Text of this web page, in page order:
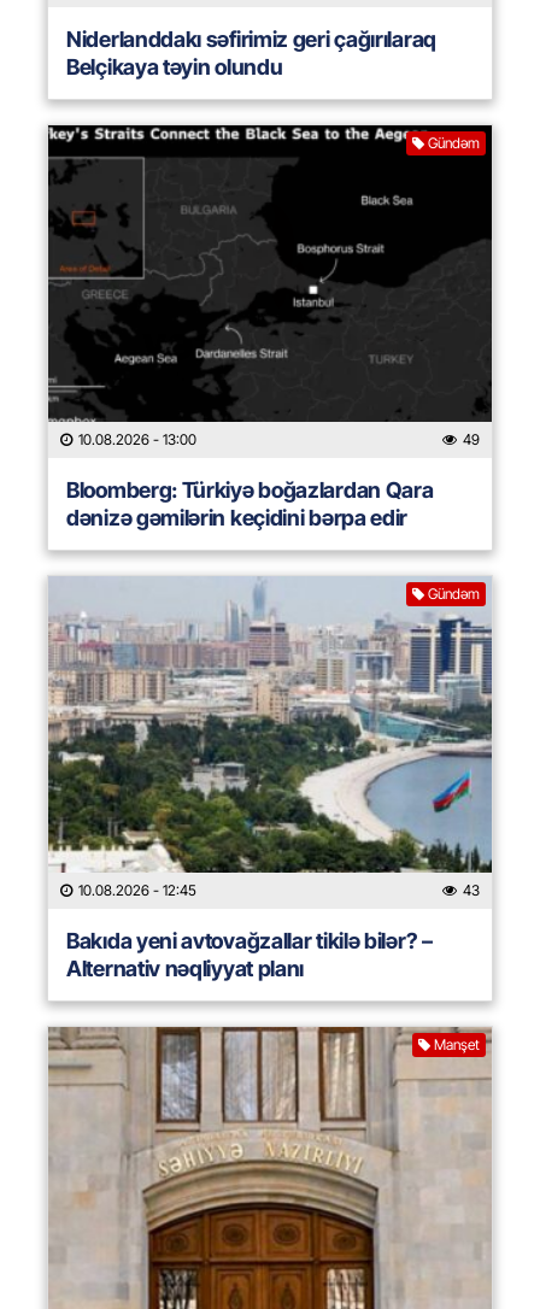
Niderlanddakı səfirimiz geri çağırılaraq
Belçikaya təyin olundu
Gündəm
10.08.2026 - 13:00 49
Bloomberg: Türkiyə boğazlardan Qara
dənizə gəmilərin keçidini bərpa edir
Gündəm
10.08.2026 - 12:45 43
Bakıda yeni avtovağzallar tikilə bilər? –
Alternativ nəqliyyat planı
Manşet